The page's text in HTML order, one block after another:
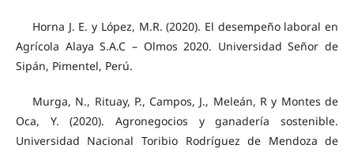
Horna J. E. y López, M.R. (2020). El desempeño laboral en
Agrícola Alaya S.A.C – Olmos 2020. Universidad Señor de
Sipán, Pimentel, Perú.
Murga, N., Rituay, P., Campos, J., Meleán, R y Montes de
Oca, Y. (2020). Agronegocios y ganadería sostenible.
Universidad Nacional Toribio Rodríguez de Mendoza de